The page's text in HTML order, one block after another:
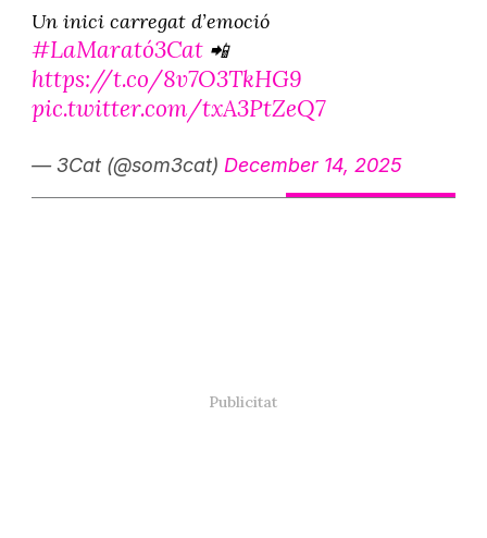
Un inici carregat d’emoció
#LaMarató3Cat📲
https://t.co/8v7O3TkHG9
pic.twitter.com/txA3PtZeQ7
— 3Cat (@som3cat) December 14, 2025